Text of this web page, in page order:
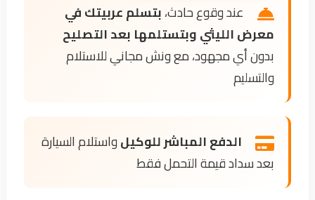
عند وقوع حادث،بتسلم عربيتك في
معرض الليثي وبتستلمها بعد التصليح
بدون أي مجهود، مع ونش مجاني للاستلام
والتسليم
الدفع المباشر للوكيلواستلام السيارة
بعد سداد قيمة التحمل فقط